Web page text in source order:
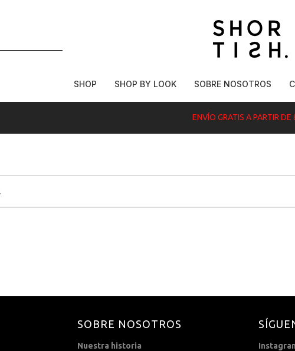
SHOP SHOP BY LOOK SOBRE NOSOTROS
ENVÍO GRATIS A PARTIR DE
SOBRE NOSOTROS
Nuestra historia